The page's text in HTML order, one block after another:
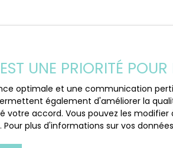
UNE PRIORITÉ
optimale et une communication
également d'améliorer la
votre accord. Vous pouvez les
plus d'informations sur vos